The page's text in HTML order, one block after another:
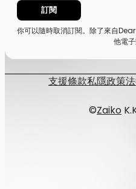
訂閱
你可以隨時取消訂閱。除了來自
他電子
支援條款私隱政策
©Zaiko